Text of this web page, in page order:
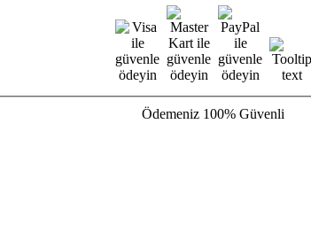
Ödemeniz 100% Güvenli